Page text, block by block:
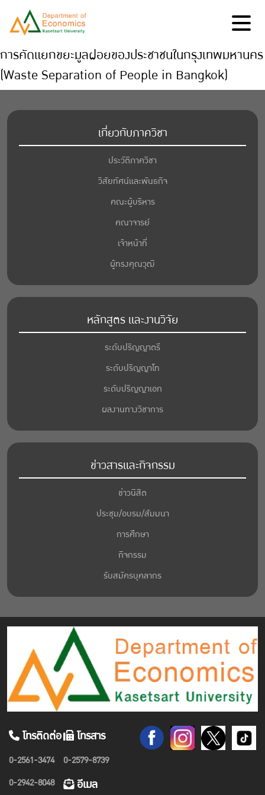
การคัดแยกขยะมูลฝอยของประชาชนในกรุงเทพมหานคร
(Waste Separation of People in Bangkok)
เกี่ยวกับภาควิชา
ประวัติภาควิชา
วิสัยทัศน์และพันธกิจ
คณะผู้บริหาร
คณาจารย์
เจ้าหน้าที่
ผู้ทรงคุณวุฒิ
หลักสูตร และงานวิจัย
ระดับปริญญาตรี
ระดับปริญญาโท
ระดับปริญญาเอก
ผลงานทางวิชาการ
ข่าวสารและกิจกรรม
ข่าวนิสิต
ประชุม/อบรม/สัมมนา
การศึกษา
กิจกรรม
รับสมัครบุคลากร
โทรติดต่อ
0-2561-3474
0-2942-8048
โทรสาร
0-2579-8739
อีเมล